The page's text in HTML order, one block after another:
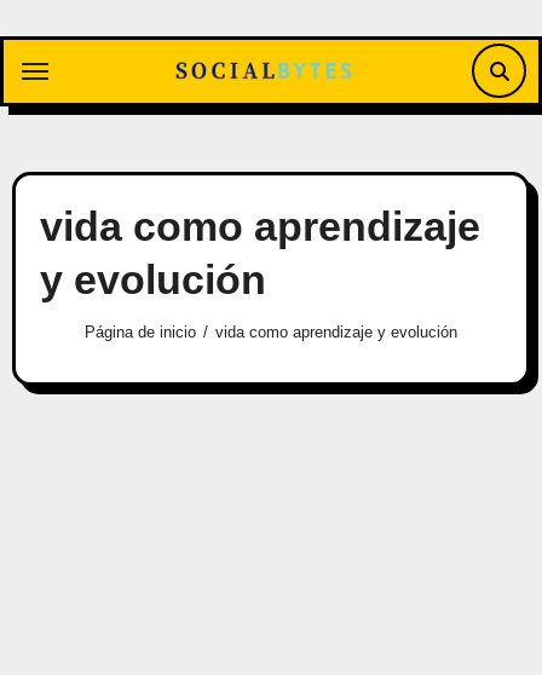
contenido
vida como aprendizaje
y evolución
Página de inicio vida como aprendizaje y evolución